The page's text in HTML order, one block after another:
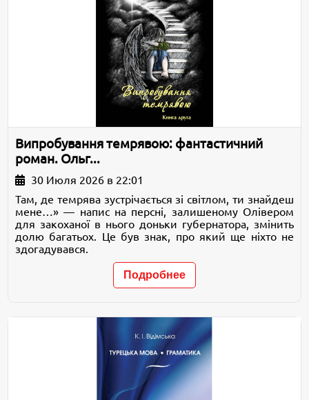
Випробування темрявою: фантастичний
роман. Ольг...
30 Июля 2026 в 22:01
Там, де темрява зустрічається зі світлом, ти знайдеш
мене…» — напис на персні, залишеному Олівером
для закоханої в нього доньки губернатора, змінить
долю багатьох. Це був знак, про який ще ніхто не
здогадувався.
Подробнее